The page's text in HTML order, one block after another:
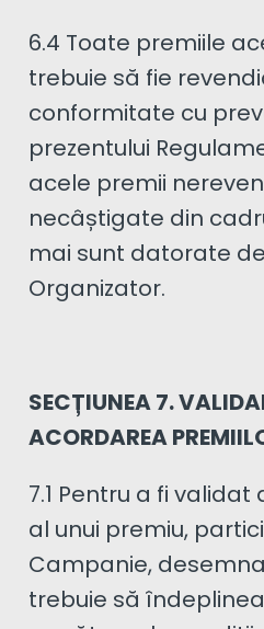
6.4 Toate premiile
trebuie să fie
conformitate cu
prezentului
acele premii
necâștigate din
mai sunt datorate
Organizator.
SECȚIUNEA 7.
ACORDAREA
7.1 Pentru a fi
al unui premiu,
Campanie,
trebuie să